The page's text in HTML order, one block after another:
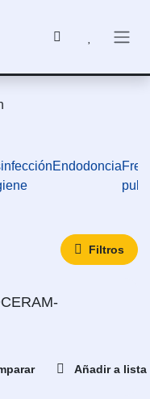
Endodoncia
Filtros
Añadir a lista